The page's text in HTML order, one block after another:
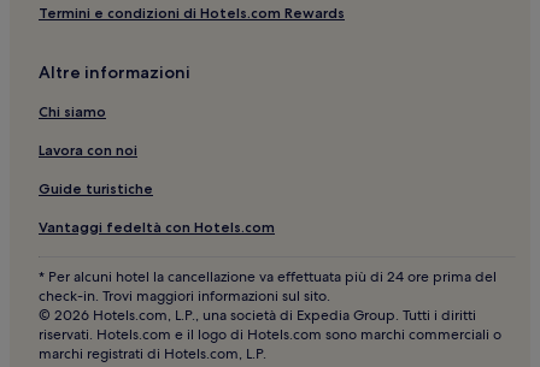
Via San Gregorio Armeno: Resort e hotel con spa nelle
Napoli: hotel a 3 stelle
Napoli: Hotel con sorgente termale
Corso Umberto I: hotel nelle vicinanze
Via San Gregorio Armeno: hotel a 4 stelle
Via Toledo: Hotel per famiglie nelle vicinanze
Campania: Ville
Napoli: hotel a 2 stelle
Decumani: Resort e hotel con spa
Termini e condizioni di Hotels.com Rewards
Altre informazioni
Chi siamo
Lavora con noi
Guide turistiche
Vantaggi fedeltà con Hotels.com
* Per alcuni hotel la cancellazione va effettuata più di 24 ore prima del
check-in. Trovi maggiori informazioni sul sito.
© 2026 Hotels.com, L.P., una società di Expedia Group. Tutti i diritti
riservati. Hotels.com e il logo di Hotels.com sono marchi commerciali o
marchi registrati di Hotels.com, L.P.